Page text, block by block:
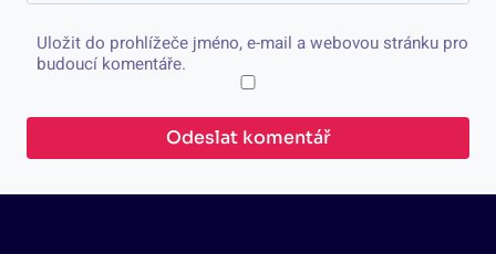
Uložit do prohlížeče jméno, e-mail a webovou stránku pro
budoucí komentáře.